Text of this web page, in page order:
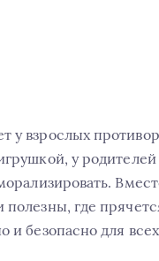
у взрослых
у
полезны, где
и безопасно для